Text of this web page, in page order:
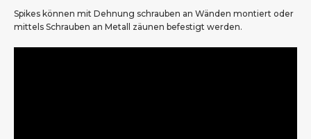
Spikes können mit Dehnung schrauben an Wänden montiert oder
mittels Schrauben an Metall zäunen befestigt werden.